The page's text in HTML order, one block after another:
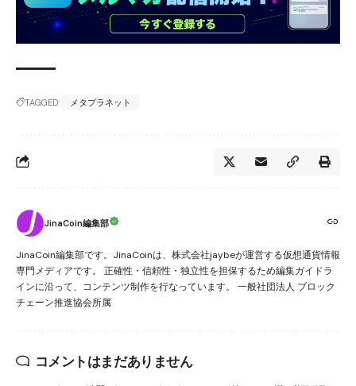
TAGGED: メタプラネット
JinaCoin編集部
JinaCoin編集部です。JinaCoinは、株式会社jaybeが運営する仮想通貨情報
専門メディアです。 正確性・信頼性・独立性を担保するため編集ガイドラ
インに沿って、コンテンツ制作を行なっています。 一般社団法人 ブロック
チェーン推進協会所属
コメントはまだありません